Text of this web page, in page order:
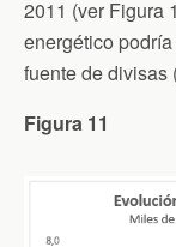
2011 (ver Figura
energético
fuente de divisas
Figura 11